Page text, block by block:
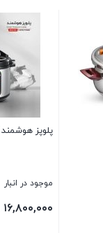
زود پز 5 لیتری آیکو AK480PC
موجود در انبار
۱۱,۰۰۰,۰۰۰